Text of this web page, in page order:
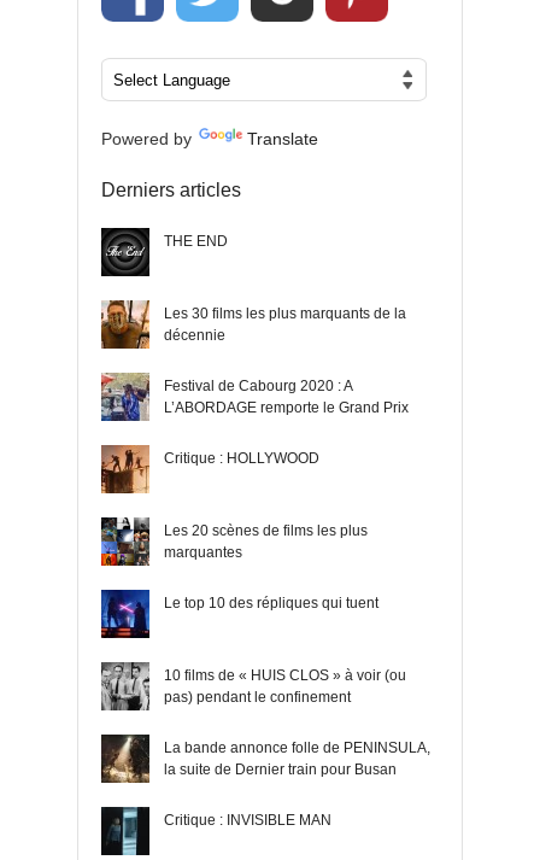
Powered by Translate
Derniers articles
THE END
Les 30 films les plus marquants de la
décennie
Festival de Cabourg 2020 : A
L’ABORDAGE remporte le Grand Prix
Critique : HOLLYWOOD
Les 20 scènes de films les plus
marquantes
Le top 10 des répliques qui tuent
10 films de « HUIS CLOS » à voir (ou
pas) pendant le confinement
La bande annonce folle de PENINSULA,
la suite de Dernier train pour Busan
Critique : INVISIBLE MAN